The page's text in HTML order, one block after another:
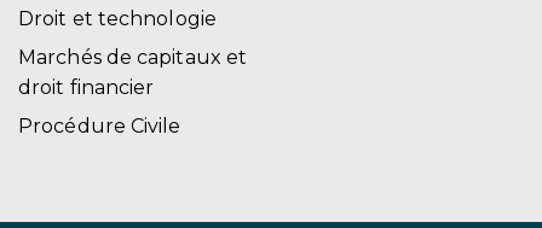
Droit et technologie
Marchés de capitaux et
droit financier
Procédure Civile